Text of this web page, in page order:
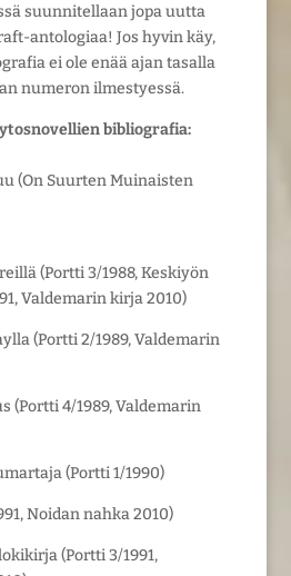
suunnitellaan jopa uutta
antologiaa! Jos hyvin käy,
ei ole enää ajan tasalla
numeron ilmestyessä.
bibliografia:
(On Suurten Muinaisten
(Portti 3/1988, Keskiyön
Valdemarin kirja 2010)
(Portti 2/1989, Valdemarin
(Portti 4/1989, Valdemarin
(Portti 1/1990)
Noidan nahka 2010)
(Portti 3/1991,